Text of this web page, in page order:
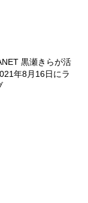
黒瀬きらが活
年8月16日にラ